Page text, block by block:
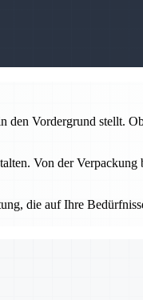
den Vordergrund stellt.
Von der
die auf Ihre